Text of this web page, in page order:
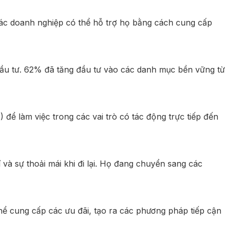
doanh nghiệp có thể hỗ trợ họ bằng cách cung cấp
tư. 62% đã tăng đầu tư vào các danh mục bền vững từ
làm việc trong các vai trò có tác động trực tiếp đến
sự thoải mái khi đi lại. Họ đang chuyển sang các
cung cấp các ưu đãi, tạo ra các phương pháp tiếp cận